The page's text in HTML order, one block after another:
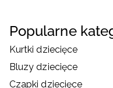
Popularne
Kurtki dziecięce
Bluzy dziecięce
Czapki dziecięce